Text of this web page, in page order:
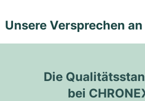
Unsere Versprechen an
Die
bei